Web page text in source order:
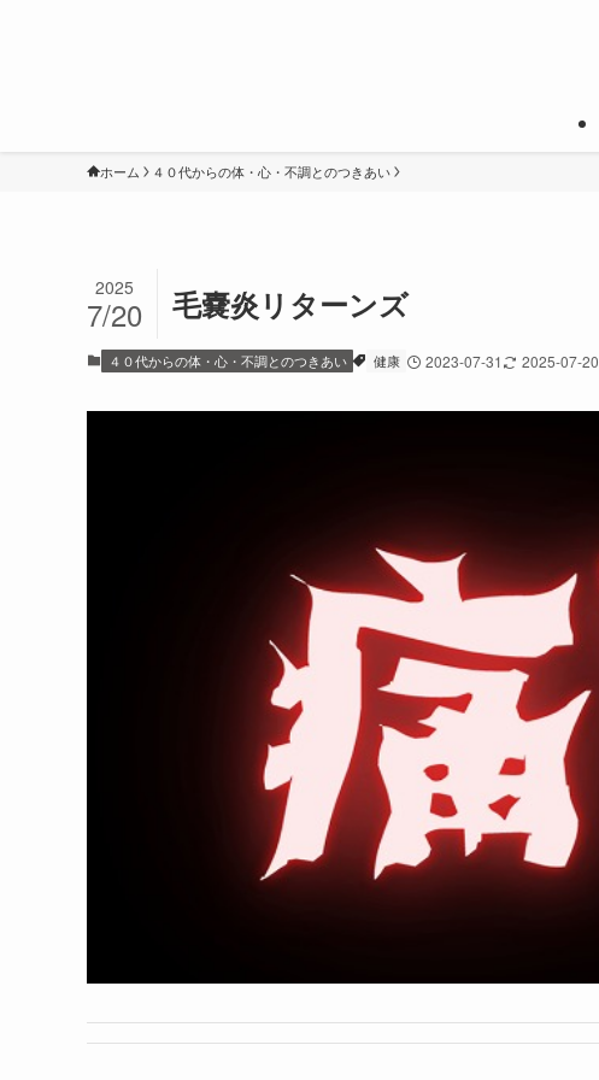
ホーム ４０代からの体・心・不調とのつきあい
毛嚢炎リターンズ
2025
7/20
４０代からの体・心・不調とのつきあい 健康 2023-07-31 2025-07-20